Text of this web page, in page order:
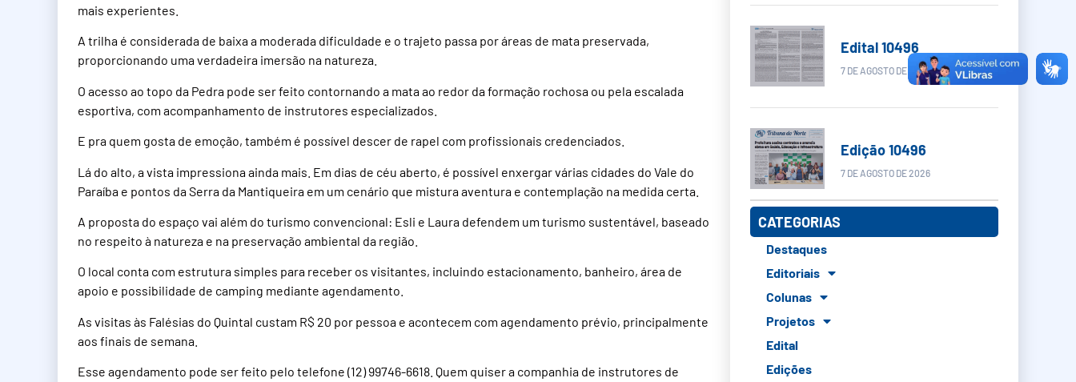
mais experientes.
A trilha é considerada de baixa a moderada dificuldade e o trajeto passa por áreas de mata preservada,
proporcionando uma verdadeira imersão na natureza.
O acesso ao topo da Pedra pode ser feito contornando a mata ao redor da formação rochosa ou pela escalada
esportiva, com acompanhamento de instrutores especializados.
E pra quem gosta de emoção, também é possível descer de rapel com profissionais credenciados.
Lá do alto, a vista impressiona ainda mais. Em dias de céu aberto, é possível enxergar várias cidades do Vale do
Paraíba e pontos da Serra da Mantiqueira em um cenário que mistura aventura e contemplação na medida certa.
A proposta do espaço vai além do turismo convencional: Esli e Laura defendem um turismo sustentável, baseado
no respeito à natureza e na preservação ambiental da região.
O local conta com estrutura simples para receber os visitantes, incluindo estacionamento, banheiro, área de
apoio e possibilidade de camping mediante agendamento.
As visitas às Falésias do Quintal custam R$ 20 por pessoa e acontecem com agendamento prévio, principalmente
aos finais de semana.
Esse agendamento pode ser feito pelo telefone (12) 99746-6618. Quem quiser a companhia de instrutores de
Edital 10496
7 DE AGOSTO DE 2026
Edição 10496
7 DE AGOSTO DE 2026
CATEGORIAS
Destaques
Editoriais
Colunas
Projetos
Edital
Edições